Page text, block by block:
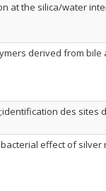
at the silica/water
derived from bile
des sites
effect of